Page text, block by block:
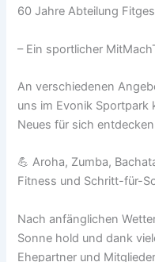
60 Jahre Abteilung
– Ein sportlicher
An verschiedenen
uns im Evonik Sportpark
Neues für sich
💪 Aroha, Zumba,
Fitness und Schritt-für-
Nach anfänglichen
Sonne hold und dank
Ehepartner und